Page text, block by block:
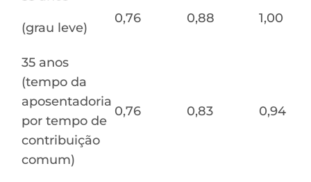
(grau leve)
0,76 0,88 1,00
35 anos
(tempo da
aposentadoria
por tempo de
contribuição
comum)
0,76 0,83 0,94